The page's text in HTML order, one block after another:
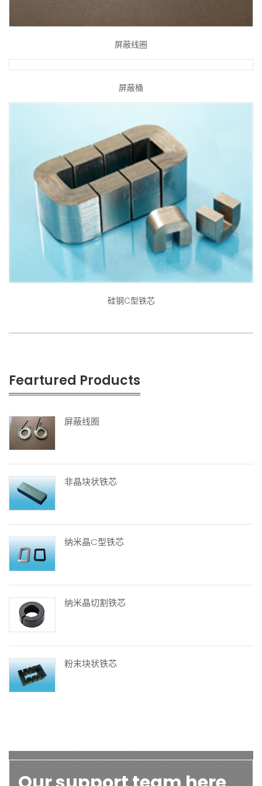
屏蔽线圈
屏蔽桶
硅钢C型铁芯
Feartured Products
屏蔽线圈
非晶块状铁芯
纳米晶C型铁芯
纳米晶切割铁芯
粉末块状铁芯